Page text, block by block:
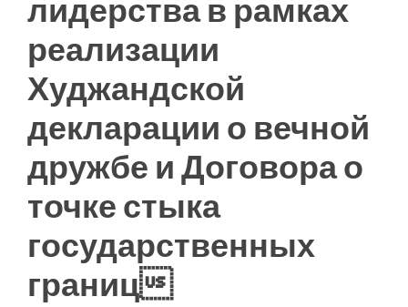
лидерства в рамках
реализации
Худжандской
декларации о вечной
дружбе и Договора о
точке стыка
государственных
границ